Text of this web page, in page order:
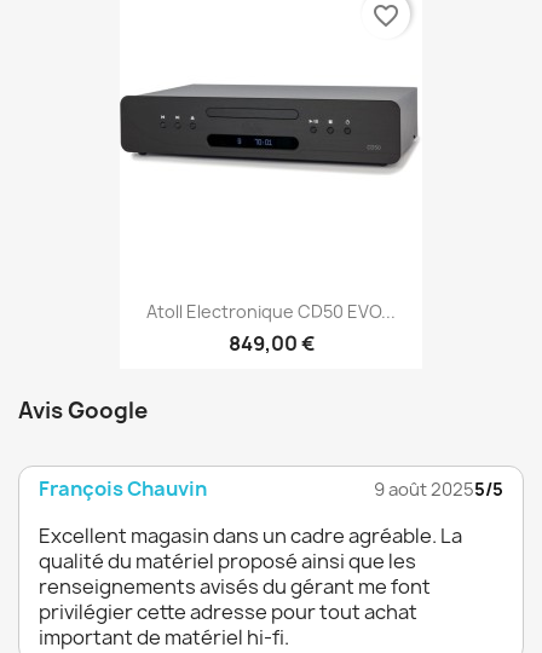
Atoll Electronique CD50 EVO...
849,00 €
favorite_border
Avis Google
François Chauvin 9 août 20255/5
Excellent magasin dans un cadre agréable. La
qualité du matériel proposé ainsi que les
renseignements avisés du gérant me font
privilégier cette adresse pour tout achat
important de matériel hi-fi.